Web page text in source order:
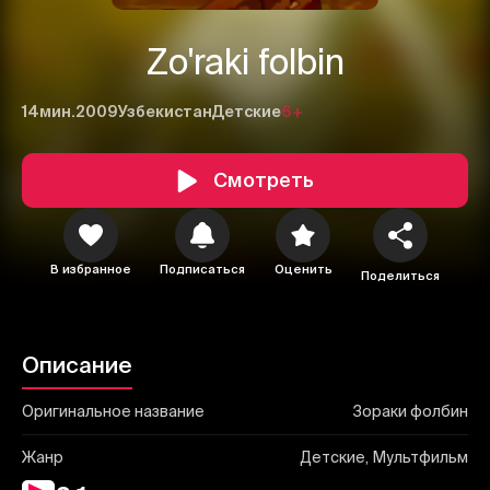
Zo'raki folbin
14мин.2009УзбекистанДетские6+
Смотреть
В избранное Подписаться Оценить Поделиться
Описание
Оригинальное название Зораки фолбин
Жанр Детские, Мультфильм
1 2 3
Отправить
Отменить Авторизоваться